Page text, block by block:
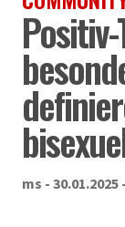
ms - 30.01.2025